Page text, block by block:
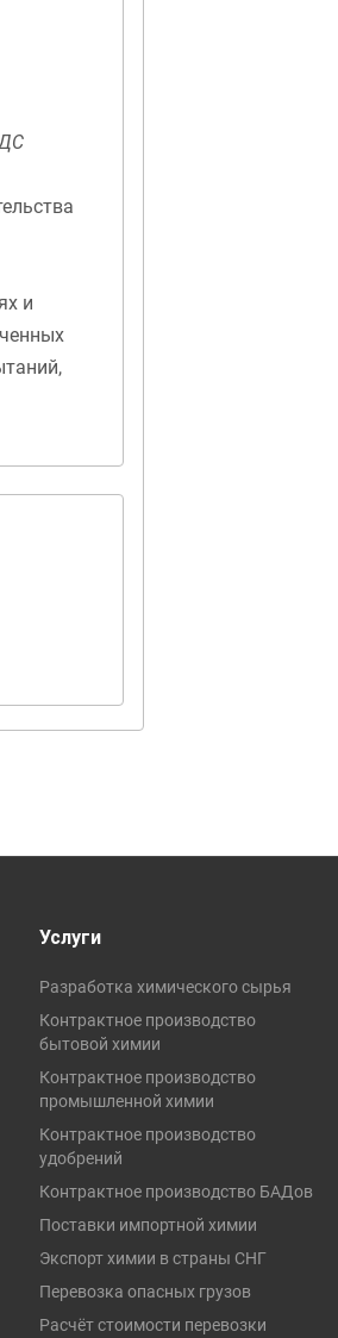
и
Услуги
Разработка химического сырья
Контрактное производство
бытовой химии
Контрактное производство
промышленной химии
Контрактное производство
удобрений
Контрактное производство БАДов
Поставки импортной химии
Экспорт химии в страны СНГ
Перевозка опасных грузов
Расчёт стоимости перевозки